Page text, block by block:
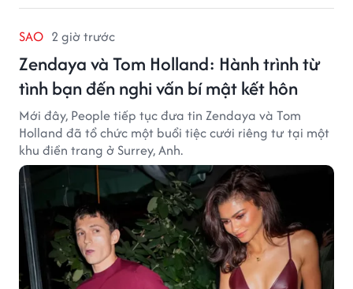
SAO 2 giờ trước
Zendaya và Tom Holland: Hành trình từ
tình bạn đến nghi vấn bí mật kết hôn
Mới đây, People tiếp tục đưa tin Zendaya và Tom
Holland đã tổ chức một buổi tiệc cưới riêng tư tại một
khu điền trang ở Surrey, Anh.